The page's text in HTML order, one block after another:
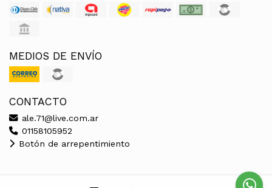
MEDIOS DE ENVÍO
CONTACTO
ale.71@live.com.ar
01158105952
Botón de arrepentimiento